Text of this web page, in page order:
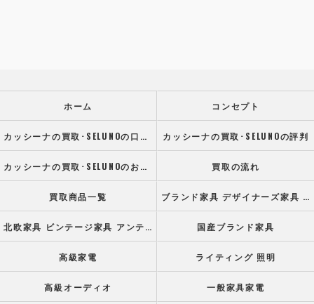
ホーム コンセプト
カッシーナの買取･SELUNOの口コミ情報 カッシーナの買取･SELUNOの評判
カッシーナの買取･SELUNOのお客様の声 買取の流れ
買取商品一覧 ブランド家具 デザイナーズ家具 高級オフィス家具
北欧家具 ビンテージ家具 アンティーク家具 国産ブランド家具
高級家電 ライティング 照明
高級オーディオ 一般家具家電